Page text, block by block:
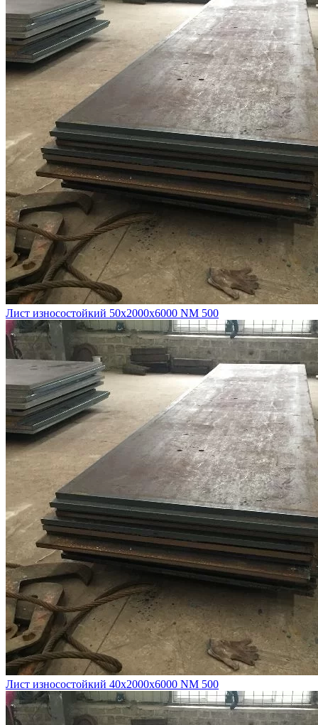
Лист износостойкий 50х2000х6000 NM 500
Лист износостойкий 40х2000х6000 NM 500